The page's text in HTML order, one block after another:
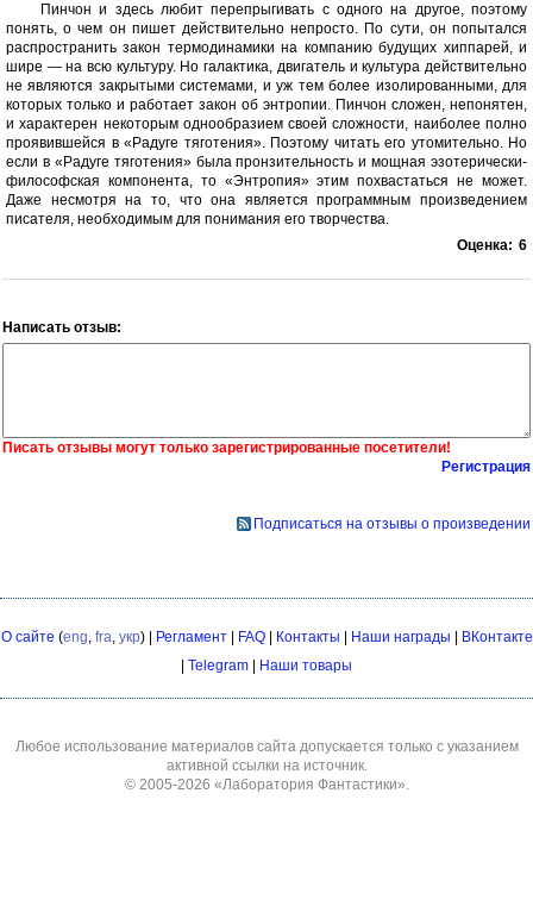
Пинчон и здесь любит перепрыгивать с одного на другое, поэтому
понять, о чем он пишет действительно непросто. По сути, он попытался
распространить закон термодинамики на компанию будущих хиппарей, и
шире — на всю культуру. Но галактика, двигатель и культура действительно
не являются закрытыми системами, и уж тем более изолированными, для
которых только и работает закон об энтропии. Пинчон сложен, непонятен,
и характерен некоторым однообразием своей сложности, наиболее полно
проявившейся в «Радуге тяготения». Поэтому читать его утомительно. Но
если в «Радуге тяготения» была пронзительность и мощная эзотерически-
философская компонента, то «Энтропия» этим похвастаться не может.
Даже несмотря на то, что она является программным произведением
писателя, необходимым для понимания его творчества.
Оценка: 6
Написать отзыв:
Писать отзывы могут только зарегистрированные посетители!
Регистрация
Подписаться на отзывы о произведении
О сайте (eng, fra, укр) | Регламент| FAQ| Контакты Наши награды
ВКонтакте
Telegram Наши товары
Любое использование материалов сайта допускается только с указанием
активной ссылки на источник.
© 2005-2026 «Лаборатория Фантастики».